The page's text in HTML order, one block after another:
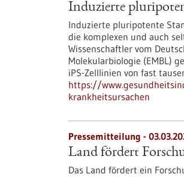
Induzierte
Induzierte pluripotente
die komplexen und auch
Wissenschaftler vom
Molekularbiologie (EMBL)
iPS-Zelllinien von fast
https://
krankheitsursachen
Pressemitteilung -
Land fördert
Das Land fördert ein